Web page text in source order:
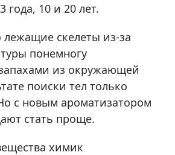
года, 10 и 20 лет.
лежащие скелеты из-за
понемногу
из окружающей
поиски тел только
с новым ароматизатором
стать проще.
химик